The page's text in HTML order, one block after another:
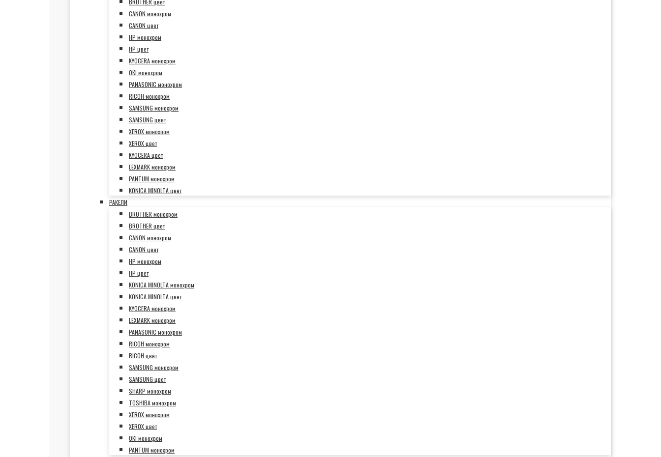
BROTHER цвет
CANON монохром
CANON цвет
HP монохром
HP цвет
KYOCERA монохром
OKI монохром
PANASONIC монохром
RICOH монохром
SAMSUNG монохром
SAMSUNG цвет
XEROX монохром
XEROX цвет
KYOCERA цвет
LEXMARK монохром
PANTUM монохром
KONICA MINOLTA цвет
РАКЕЛИ
BROTHER монохром
BROTHER цвет
CANON монохром
CANON цвет
HP монохром
HP цвет
KONICA MINOLTA монохром
KONICA MINOLTA цвет
KYOCERA монохром
LEXMARK монохром
PANASONIC монохром
RICOH монохром
RICOH цвет
SAMSUNG монохром
SAMSUNG цвет
SHARP монохром
TOSHIBA монохром
XEROX монохром
XEROX цвет
OKI монохром
PANTUM монохром